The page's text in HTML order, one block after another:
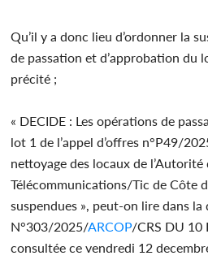
Qu’il y a donc lieu d’ordonner la
de passation et d’approbation du
précité ;
« DECIDE : Les opérations de
lot 1 de l’appel d’offres n°P49/
nettoyage des locaux de l’Autorité
Télécommunications/Tic de Côte
suspendues », peut-on lire dans la
N°303/2025/ARCOP/CRS DU 10
consultée ce vendredi 12